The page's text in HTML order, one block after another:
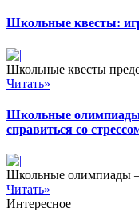
Школьные квесты:
Школьные квесты
Читать»
Школьные
справиться со
Школьные олимпиады
Читать»
Интересное